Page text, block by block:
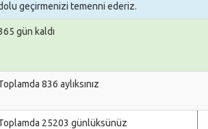
geçirmenizi temenni ederiz.
gün kaldı
836 aylıksınız
25203 günlüksünüz